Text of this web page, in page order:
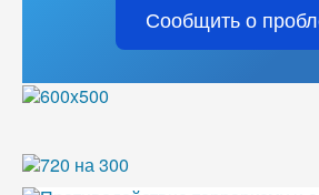
Сообщить о